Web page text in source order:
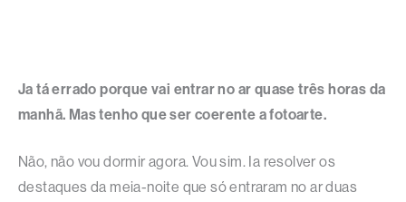
Ja tá errado porque vai entrar no ar quase três horas da
manhã. Mas tenho que ser coerente a fotoarte.
Não, não vou dormir agora. Vou sim. Ia resolver os
destaques da meia-noite que só entraram no ar duas